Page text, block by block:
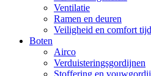
Ventilatie
Ramen en deuren
Veiligheid en comfort
Boten
Airco
Verduisteringsgordijnen